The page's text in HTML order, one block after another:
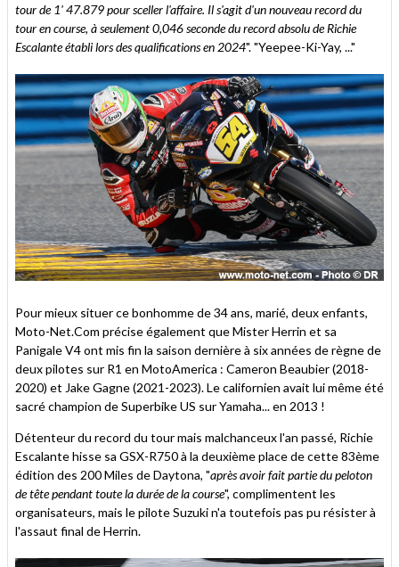
tour de 1' 47.879 pour sceller l'affaire. Il s'agit d'un nouveau record du
tour en course, à seulement 0,046 seconde du record absolu de Richie
Escalante établi lors des qualifications en 2024". "Yeepee-Ki-Yay, ..."
Pour mieux situer ce bonhomme de 34 ans, marié, deux enfants,
Moto-Net.Com précise également que Mister Herrin et sa
Panigale V4 ont mis fin la saison dernière à six années de règne de
deux pilotes sur R1 en MotoAmerica : Cameron Beaubier (2018-
2020) et Jake Gagne (2021-2023). Le californien avait lui même été
sacré champion de Superbike US sur Yamaha... en 2013 !
Détenteur du record du tour mais malchanceux l'an passé, Richie
Escalante hisse sa GSX-R750 à la deuxième place de cette 83ème
édition des 200 Miles de Daytona, "après avoir fait partie du peloton
de tête pendant toute la durée de la course", complimentent les
organisateurs, mais le pilote Suzuki n'a toutefois pas pu résister à
l'assaut final de Herrin.